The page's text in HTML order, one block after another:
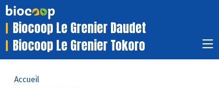
Biocoop Le Grenier Daudet
Biocoop Le Grenier Tokoro
Accueil